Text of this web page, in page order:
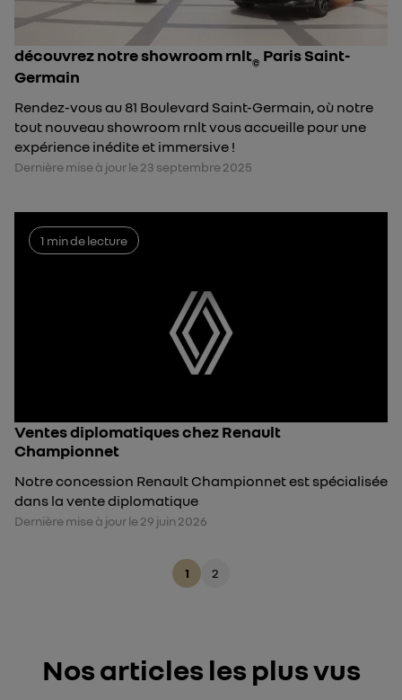
découvrez notre showroom rnlt© Paris Saint-
Germain
Rendez-vous au 81 Boulevard Saint-Germain, où notre
tout nouveau showroom rnlt vous accueille pour une
expérience inédite et immersive !
Dernière mise à jour le 23 septembre 2025
1 min de lecture
Ventes diplomatiques chez Renault
Championnet
Notre concession Renault Championnet est spécialisée
dans la vente diplomatique
Dernière mise à jour le 29 juin 2026
1 2
Nos articles les plus vus